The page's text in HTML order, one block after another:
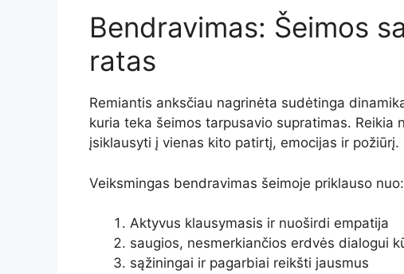
Bendravimas: Šeimos
ratas
Remiantis anksčiau nagrinėta sudėtinga
kuria teka šeimos tarpusavio supratimas.
įsiklausyti į vienas kito patirtį, emocijas ir požiūrį.
Veiksmingas bendravimas šeimoje priklauso nuo:
Aktyvus klausymasis ir nuoširdi empatija
saugios, nesmerkiančios erdvės dialogui
sąžiningai ir pagarbiai reikšti jausmus